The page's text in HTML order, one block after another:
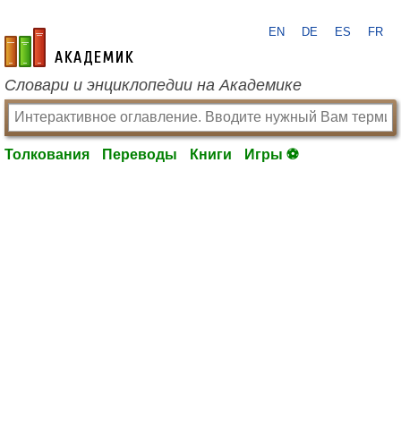
academic.ru
EN DE ES FR
Словари и энциклопедии на Академике
Толкования Переводы Книги Игры ⚽